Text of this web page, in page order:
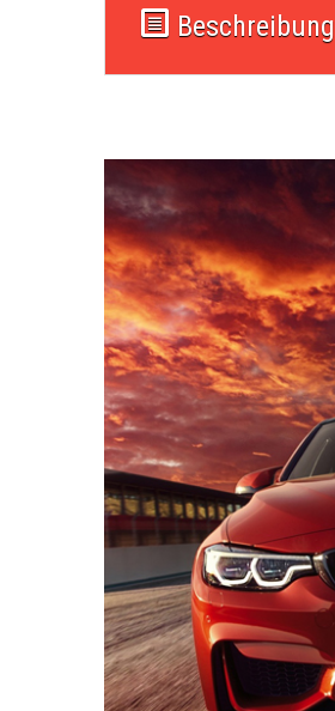
Beschreibung